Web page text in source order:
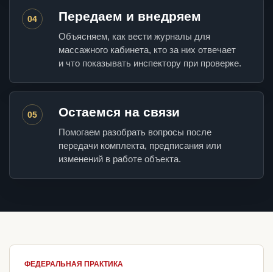
04 Передаем и внедряем
Объясняем, как вести журналы для
массажного кабинета, кто за них отвечает
и что показывать инспектору при проверке.
05 Остаемся на связи
Помогаем разобрать вопросы после
передачи комплекта, предписания или
изменений в работе объекта.
ФЕДЕРАЛЬНАЯ ПРАКТИКА